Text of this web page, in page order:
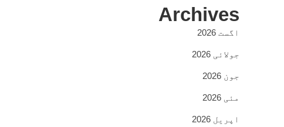
Archives
اگست 2026
جولائی 2026
جون 2026
مئی 2026
اپریل 2026